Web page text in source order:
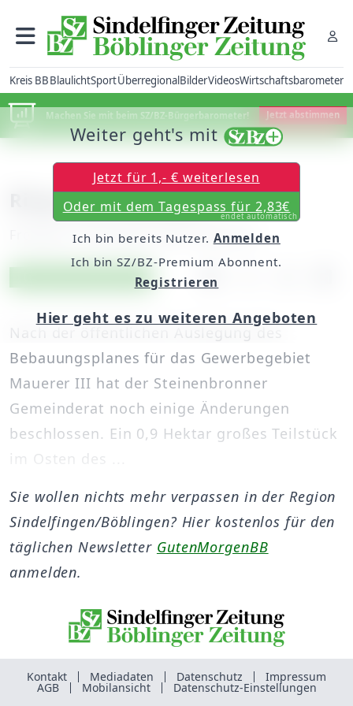
Kreis BBBlaulichtSportÜberregionalBilderVideosWirtschaftsbarometer
Machen Sie mit beim SZ/BZ-Bürgerbarometer! Jetzt abstimmen
Ring statt Hammer
Freitag, 07. Dezember 2007, 00:00 Uhr
Artikel vorlesen
Exklusiv für Abonnenten
Nach der öffentlichen Auslegung des
Bebauungsplanes für das Gewerbegebiet
Mauerer III hat der Steinenbronner
Gemeinderat noch einige Änderungen
beschlossen. Ein 0,9 Hektar großes Teilstück
im Osten des ...
Weiter geht's mit
Jetzt für 1,- € weiterlesen
Oder mit dem Tagespass für 2,83€
endet automatisch
Ich bin bereits Nutzer. Anmelden
Ich bin SZ/BZ-Premium Abonnent.
Registrieren
Hier geht es zu weiteren Angeboten
Sie wollen nichts mehr verpassen in der Region
Sindelfingen/Böblingen? Hier kostenlos für den
täglichen Newsletter GutenMorgenBB
anmelden.
Kontakt Mediadaten Datenschutz Impressum
AGB Mobilansicht Datenschutz-Einstellungen